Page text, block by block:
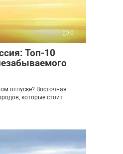
0
Топ-10
отпуске? Восточная
которые стоит